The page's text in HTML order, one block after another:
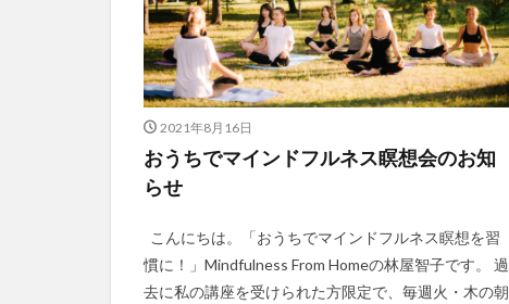
2021年8月16日
おうちでマインドフルネス瞑想会のお知
らせ
こんにちは。「おうちでマインドフルネス瞑想を習
慣に！」Mindfulness From Homeの林屋智子です。 過
去に私の講座を受けられた方限定で、毎週火・木の朝